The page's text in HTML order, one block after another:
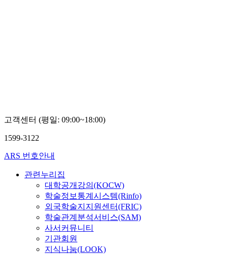
고객센터 (평일: 09:00~18:00)
1599-3122
ARS 번호안내
관련누리집
대학공개강의(KOCW)
학술정보통계시스템(Rinfo)
외국학술지지원센터(FRIC)
학술관계분석서비스(SAM)
사서커뮤니티
기관회원
지식나눔(LOOK)